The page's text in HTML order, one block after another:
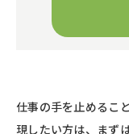
仕事の手を止めるこ
現したい方は、まず